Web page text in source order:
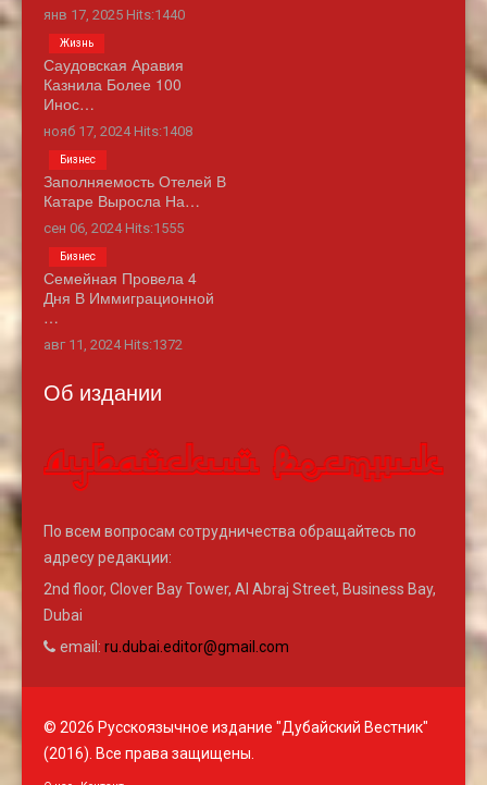
янв 17, 2025 Hits:1440
Саудовская Аравия
Казнила Более 100
Инос…
нояб 17, 2024 Hits:1408
Жизнь
Заполняемость Отелей В
Катаре Выросла На…
сен 06, 2024 Hits:1555
Бизнес
Семейная Провела 4
Дня В Иммиграционной
…
авг 11, 2024 Hits:1372
Бизнес
Об издании
По всем вопросам сотрудничества обращайтесь по
адресу редакции:
2nd floor, Clover Bay Tower, Al Abraj Street, Business Bay,
Dubai
email: ru.dubai.editor@gmail.com
© 2026 Русскоязычное издание "Дубайский Вестник"
(2016). Все права защищены.